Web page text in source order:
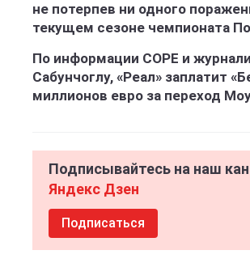
не потерпев ни одного
текущем сезоне чемпионата
По информации COPE и
Сабунчоглу, «Реал» заплатит
миллионов евро за переход
Подписывайтесь на наш
Яндекс Дзен
Подписаться